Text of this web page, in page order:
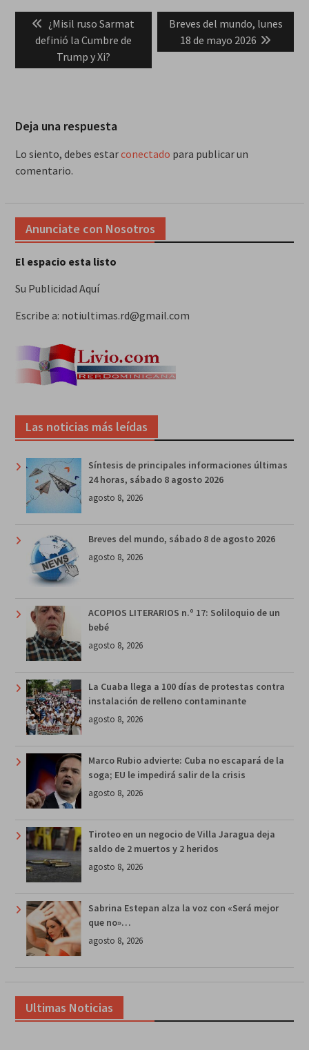
entradas
Previous
post:
¿Misil ruso Sarmat
definió la Cumbre de
Trump y Xi?
Next
post:
Breves del mundo, lunes
18 de mayo 2026
Deja una respuesta
Lo siento, debes estarconectado para publicar un
comentario.
Anunciate con Nosotros
El espacio esta listo
Su Publicidad Aquí
Escribe a: notiultimas.rd@gmail.com
Las noticias más leídas
Síntesis de principales informaciones últimas
24 horas, sábado 8 agosto 2026
agosto 8, 2026
Breves del mundo, sábado 8 de agosto 2026
agosto 8, 2026
ACOPIOS LITERARIOS n.º 17: Soliloquio de un
bebé
agosto 8, 2026
La Cuaba llega a 100 días de protestas contra
instalación de relleno contaminante
agosto 8, 2026
Marco Rubio advierte: Cuba no escapará de la
soga; EU le impedirá salir de la crisis
agosto 8, 2026
Tiroteo en un negocio de Villa Jaragua deja
saldo de 2 muertos y 2 heridos
agosto 8, 2026
Sabrina Estepan alza la voz con «Será mejor
que no»…
agosto 8, 2026
Ultimas Noticias